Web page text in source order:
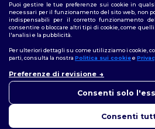
Puoi gestire le tue preferenze sui cookie in
necessari per il funzionamento del sito web, non
indispensabili per il corretto funzionamento
consentire o bloccare altri tipi di cookie, come
l'analisi e la pubblicità.
Per ulteriori dettagli su come utilizziamo i cookie,
parti, consulta la nostra Politica sui cookiee
Preferenze di revisione
Consenti solo
Consenti
puoi
qui per